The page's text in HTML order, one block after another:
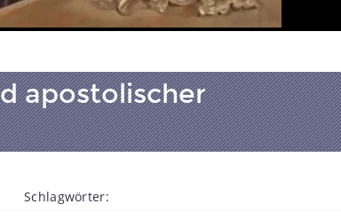
apostolischer
Schlagwörter: